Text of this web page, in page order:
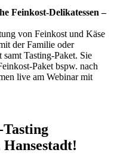
Feinkost-Delikatessen –
von Feinkost und Käse
der Familie oder
Tasting-Paket. Sie
Paket bspw. nach
live am Webinar mit